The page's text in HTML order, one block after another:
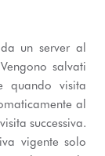
un server al
salvati
quando visita
al
successiva.
vigente solo